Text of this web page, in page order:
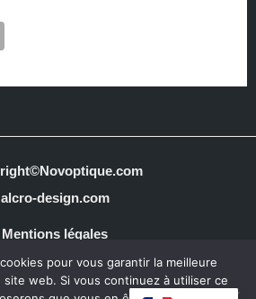
alcro-design.com
Mentions légales
générales de vente
pour vous garantir la meilleure
web. Si vous continuez à utiliser ce